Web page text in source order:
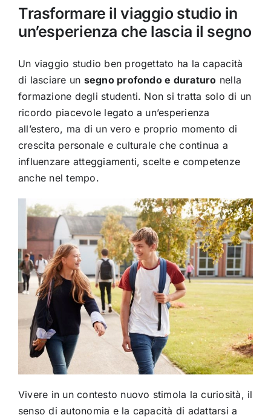
Trasformare il viaggio studio in
un’esperienza che lascia il segno
Un viaggio studio ben progettato ha la capacità
di lasciare un segno profondo e duraturo nella
formazione degli studenti. Non si tratta solo di un
ricordo piacevole legato a un’esperienza
all’estero, ma di un vero e proprio momento di
crescita personale e culturale che continua a
influenzare atteggiamenti, scelte e competenze
anche nel tempo.
Vivere in un contesto nuovo stimola la curiosità, il
senso di autonomia e la capacità di adattarsi a